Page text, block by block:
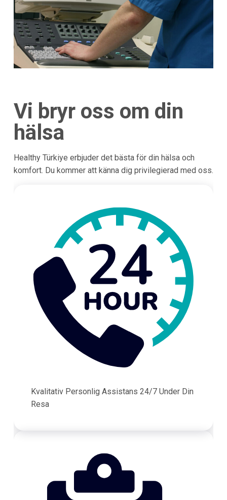
Vi bryr oss om din
hälsa
Healthy Türkiye erbjuder det bästa för din hälsa och
komfort. Du kommer att känna dig privilegierad med oss.
Kvalitativ Personlig Assistans 24/7 Under Din
Resa